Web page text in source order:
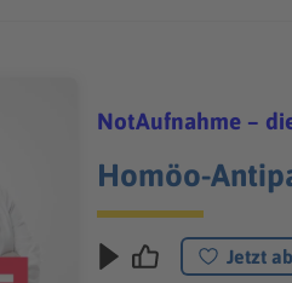
NotAufnahme –
Homöo-
Jetzt